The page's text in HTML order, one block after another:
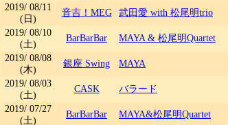
2019/ 08/11
(日)
音吉！MEG 武田愛 with 松尾明trio
2019/ 08/10
(土)
BarBarBar MAYA & 松尾明Quartet
2019/ 08/08
(木)
銀座 Swing MAYA
2019/ 08/03
(土)
CASK バラード
2019/ 07/27
(土)
BarBarBar MAYA&松尾明Quartet